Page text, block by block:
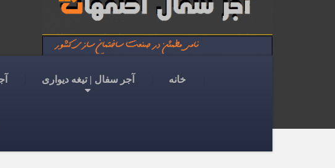
خانه آجر سفال | تیغه دیواری